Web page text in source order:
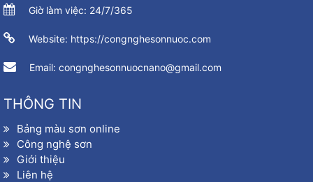
Giờ làm việc: 24/7/365
Website: https://congnghesonnuoc.com
Email: congnghesonnuocnano@gmail.com
THÔNG TIN
Bảng màu sơn online
Công nghệ sơn
Giới thiệu
Liên hệ